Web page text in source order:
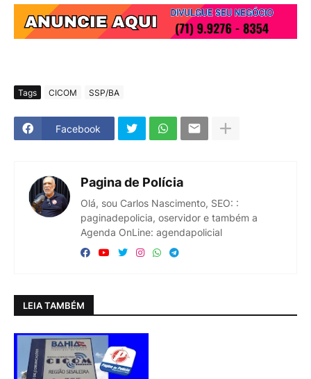
Tags CICOM SSP/BA
Facebook
Pagina de Polícia
Olá, sou Carlos Nascimento, SEO: :
paginadepolicia, oservidor e também a
Agenda OnLine: agendapolicial
LEIA TAMBÉM